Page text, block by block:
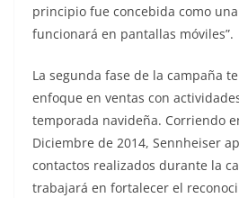
principio fue concebida como
funcionará en pantallas móviles”.
La segunda fase de la campaña
enfoque en ventas con
temporada navideña. Corriendo
Diciembre de 2014, Sennheiser
contactos realizados durante la
trabajará en fortalecer el